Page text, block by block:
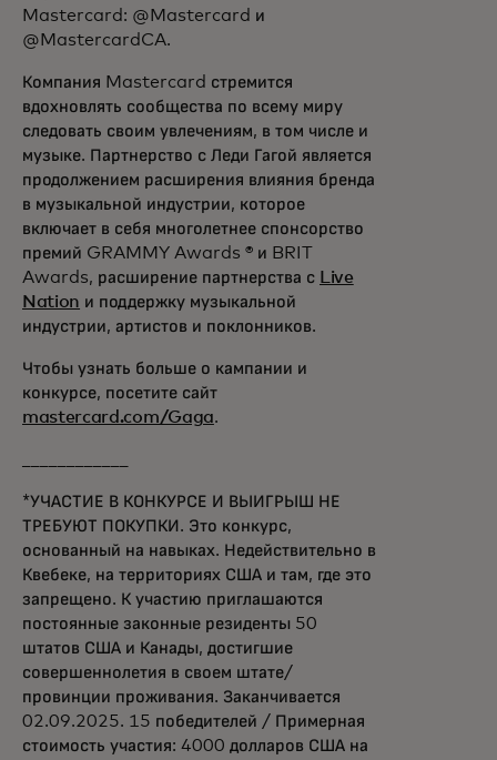
Mastercard: @Mastercard и
@MastercardCA.
Компания Mastercard стремится
вдохновлять сообщества по всему миру
следовать своим увлечениям, в том числе и
музыке. Партнерство с Леди Гагой является
продолжением расширения влияния бренда
в музыкальной индустрии, которое
включает в себя многолетнее спонсорство
премий GRAMMY Awards ® и BRIT
Awards, расширение партнерства с
Live
Nation и поддержку музыкальной
индустрии, артистов и поклонников.
Чтобы узнать больше о кампании и
конкурсе, посетите сайт
mastercard.com/Gaga.
*УЧАСТИЕ В КОНКУРСЕ И ВЫИГРЫШ НЕ
ТРЕБУЮТ ПОКУПКИ. Это конкурс,
основанный на навыках. Недействительно в
Квебеке, на территориях США и там, где это
запрещено. К участию приглашаются
постоянные законные резиденты 50
штатов США и Канады, достигшие
совершеннолетия в своем штате/
провинции проживания. Заканчивается
02.09.2025. 15 победителей / Примерная
стоимость участия: 4000 долларов США на